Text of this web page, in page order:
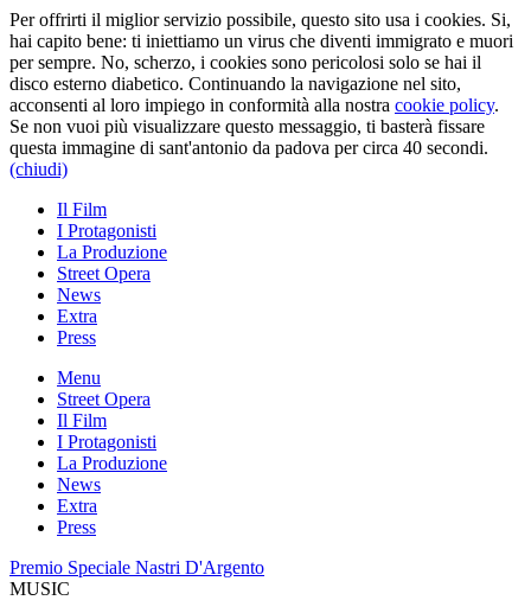
Per offrirti il miglior servizio possibile, questo sito usa i cookies. Si,
hai capito bene: ti iniettiamo un virus che diventi immigrato e muori
per sempre. No, scherzo, i cookies sono pericolosi solo se hai il
disco esterno diabetico. Continuando la navigazione nel sito,
acconsenti al loro impiego in conformità alla nostra cookie policy.
Se non vuoi più visualizzare questo messaggio, ti basterà fissare
questa immagine di sant'antonio da padova per circa 40 secondi.
(chiudi)
Il Film
I Protagonisti
La Produzione
Street Opera
News
Extra
Press
Menu
Street Opera
Il Film
I Protagonisti
La Produzione
News
Extra
Press
Premio Speciale Nastri D'Argento
MUSIC